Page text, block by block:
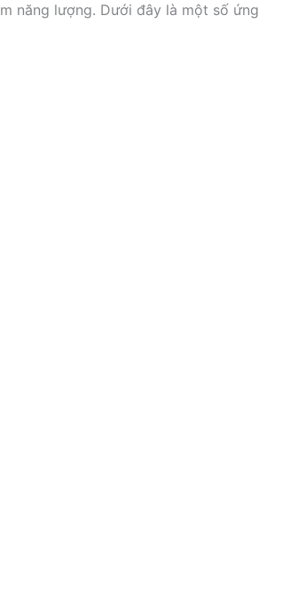
năng lượng. Dưới đây là một số ứng